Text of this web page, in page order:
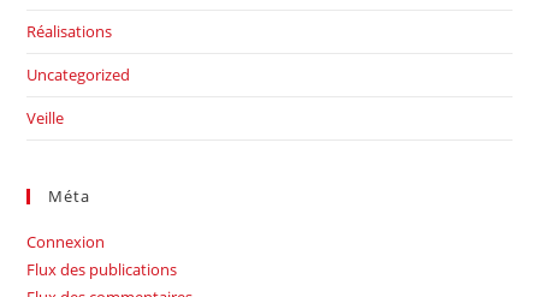
Réalisations
Uncategorized
Veille
Méta
Connexion
Flux des publications